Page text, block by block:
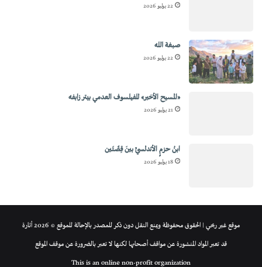
22 يوليو 2026
صبغة الله
22 يوليو 2026
«المسيح الأخير» للفيلسوف العدمي بيتر زابفه
21 يوليو 2026
ابنُ حزمٍ الأندلسيِّ بينَ قِصَّتَين
18 يوليو 2026
موقع غير ربحي | الحقوق محفوظة ويمنع النقل دون ذكر للمصدر بالإحالة للموقع © 2026 أثارة
قد تعبر المواد المنشورة عن مواقف أصحابها لكنها لا تعبر بالضرورة عن موقف الموقع
This is an online non-profit organization